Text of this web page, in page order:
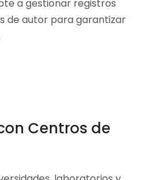
a gestionar registros
de autor para garantizar
Centros de